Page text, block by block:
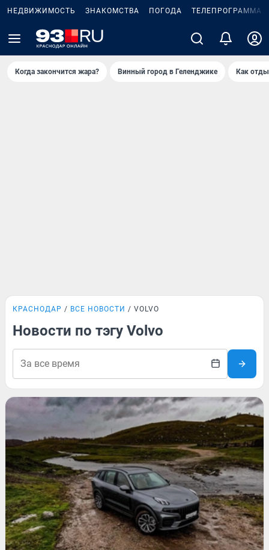
НЕДВИЖИМОСТЬ ЗНАКОМСТВА ПОГОДА ТЕЛЕПРОГРАММА
Когда закончится жара? Винный город в Геленджике Как
КРАСНОДАР ВСЕ НОВОСТИ VOLVO
Новости по тэгу Volvo